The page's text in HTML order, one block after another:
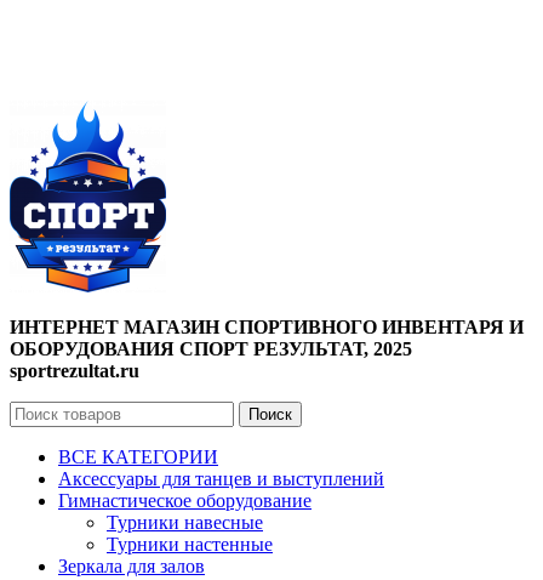
ИНТЕРНЕТ МАГАЗИН СПОРТИВНОГО ИНВЕНТАРЯ И
ОБОРУДОВАНИЯ СПОРТ РЕЗУЛЬТАТ, 2025
sportrezultat.ru
Поиск
ВСЕ КАТЕГОРИИ
Аксессуары для танцев и выступлений
Гимнастическое оборудование
Турники навесные
Турники настенные
Зеркала для залов